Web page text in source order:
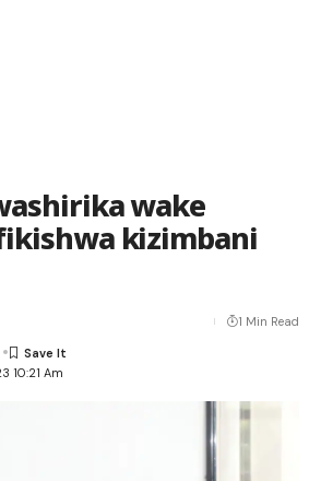
wake
kizimbani
10:21 Am
1 Min Read